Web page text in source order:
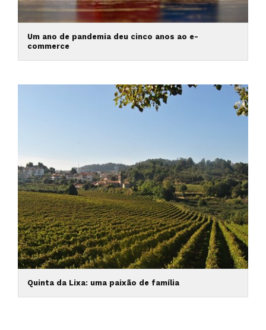
Um ano de pandemia deu cinco anos ao e-
commerce
Quinta da Lixa: uma paixão de família